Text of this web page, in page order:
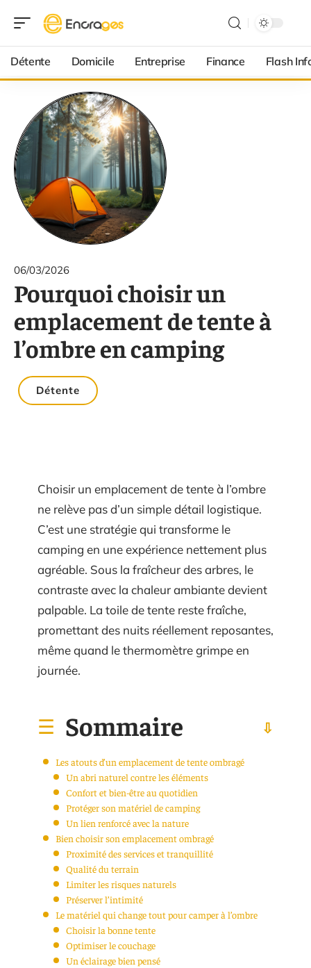
Détente Domicile Entreprise Finance Flash
06/03/2026
Pourquoi choisir un
emplacement de tente à
l’ombre en camping
Détente
Choisir un emplacement de tente à l’ombre
ne relève pas d’un simple détail logistique.
C’est une stratégie qui transforme le
camping en une expérience nettement plus
agréable. Sous la fraîcheur des arbres, le
contraste avec la chaleur ambiante devient
palpable. La toile de tente reste fraîche,
promettant des nuits réellement reposantes,
même quand le thermomètre grimpe en
journée.
Sommaire
Les atouts d’un emplacement de tente ombragé
Un abri naturel contre les éléments
Confort et bien-être au quotidien
Protéger son matériel de camping
Un lien renforcé avec la nature
Bien choisir son emplacement ombragé
Proximité des services et tranquillité
Qualité du terrain
Limiter les risques naturels
Préserver l’intimité
Le matériel qui change tout pour camper à l’ombre
Choisir la bonne tente
Optimiser le couchage
Un éclairage bien pensé